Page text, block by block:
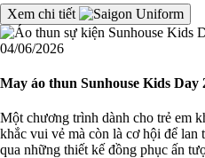
Xem chi tiết
04/06/2026
May áo thun Sunhouse Kids Day
Một chương trình dành cho trẻ em
khắc vui vẻ mà còn là cơ hội để lan
qua những thiết kế đồng phục ấn